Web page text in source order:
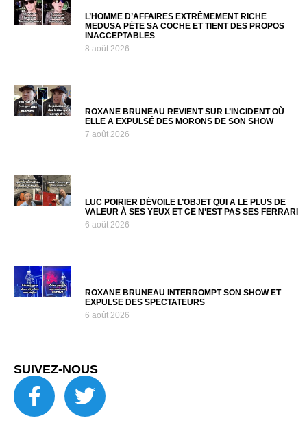
L’HOMME D’AFFAIRES EXTRÊMEMENT RICHE
MEDUSA PÈTE SA COCHE ET TIENT DES PROPOS
INACCEPTABLES
8 août 2026
ROXANE BRUNEAU REVIENT SUR L’INCIDENT OÙ
ELLE A EXPULSÉ DES MORONS DE SON SHOW
7 août 2026
LUC POIRIER DÉVOILE L’OBJET QUI A LE PLUS DE
VALEUR À SES YEUX ET CE N’EST PAS SES FERRARI
6 août 2026
ROXANE BRUNEAU INTERROMPT SON SHOW ET
EXPULSE DES SPECTATEURS
6 août 2026
SUIVEZ-NOUS